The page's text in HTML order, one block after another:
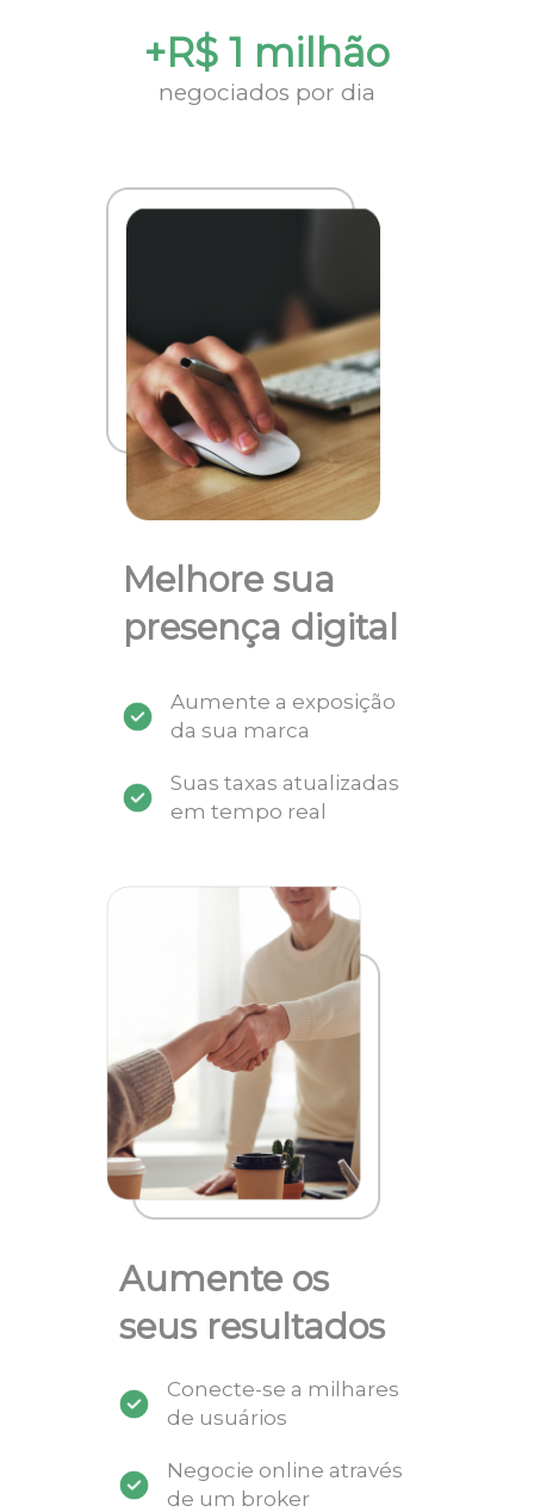
+R$ 1 milhão
negociados por dia
Melhore sua
presença digital
Aumente a exposição
da sua marca
Suas taxas atualizadas
em tempo real
Aumente os
seus resultados
Conecte-se a milhares
de usuários
Negocie online através
de um broker